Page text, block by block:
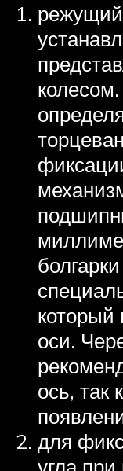
который
оси.
ось, так
для